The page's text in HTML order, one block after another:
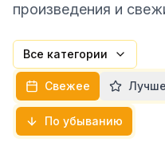
произведения и
Все категории
Свежее
По убыванию